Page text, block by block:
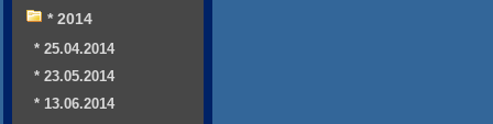
* 2014
* 25.04.2014
* 23.05.2014
* 13.06.2014